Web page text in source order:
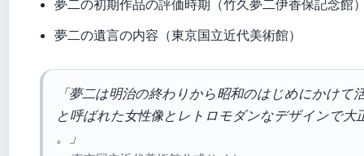
夢二の初期作品の評価時期（竹久夢二伊香保記念館
夢二の遺言の内容（東京国立近代美術館）
「夢二は明治の終わりから昭和のはじめにかけて
と呼ばれた女性像とレトロモダンなデザインで
。」